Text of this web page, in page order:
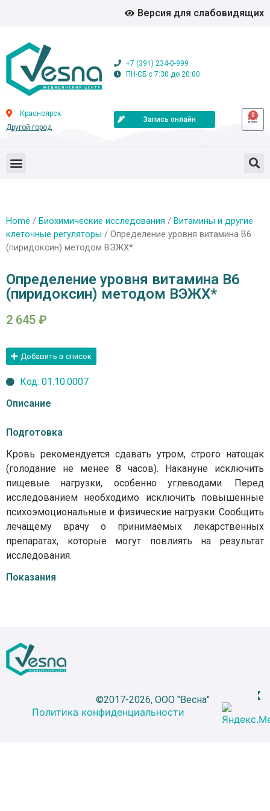
Версия для слабовидящих
+7 (391) 234-0-999
ПН-СБ с 7:30 до 20:00
Красноярск
Другой город
Запись онлайн
0
Home / Биохимические исследования / Витамины и другие
клеточные регуляторы / Определение уровня витамина В6
(пиридоксин) методом ВЭЖХ*
Определение уровня витамина В6
(пиридоксин) методом ВЭЖХ*
2 645 ₽
Добавить в список
Код: 01.10.0007
Описание
Подготовка
Кровь рекомендуется сдавать утром, строго натощак
(голодание не менее 8 часов). Накануне исключить
пищевые нагрузки, особенно углеводами. Перед
исследованием необходимо исключить повышенные
психоэмоциональные и физические нагрузки. Сообщить
лечащему врачу о принимаемых лекарственных
препаратах, которые могут повлиять на результат
исследования.
Показания
©2017-2026, ООО "Весна"
Политика конфиденциальности